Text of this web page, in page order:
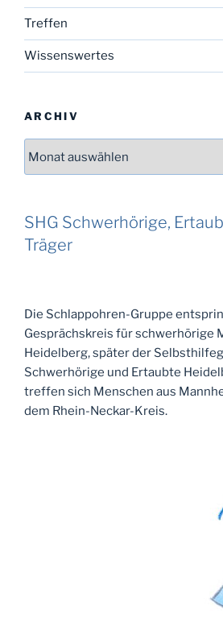
Treffen
Wissenswertes
ARCHIV
SHG Schwerhörige,
Träger
Die Schlappohren-Gruppe
Gesprächskreis für schwerhörige
Heidelberg, später der
Schwerhörige und Ertaubte
treffen sich Menschen aus
dem Rhein-Neckar-Kreis.